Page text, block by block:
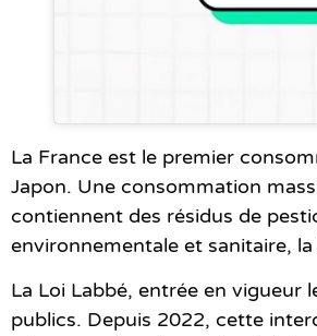
La France est le premier
Japon. Une consommation
contiennent des résidus de
environnementale et sanitaire,
La Loi Labbé, entrée en vigueur
publics. Depuis 2022, cette